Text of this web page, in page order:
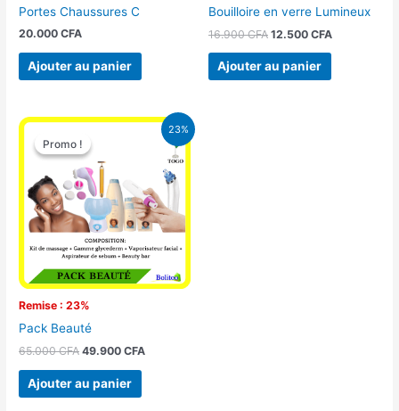
Portes Chaussures C
20.000CFA
Ajouter au panier
Bouilloire en verre Lumineux
16.900CFA 12.500 CFA
Ajouter au panier
23%
Promo !
Remise : 23%
Promo !
Pack Beauté
65.000CFA
Le
prix
initial
était :
65.000 CFA.
49.900CFA
Le
prix
actuel
est :
49.900 CFA.
Ajouter au panier